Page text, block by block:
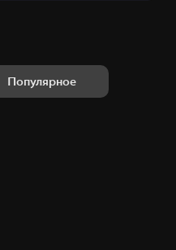
Популярное